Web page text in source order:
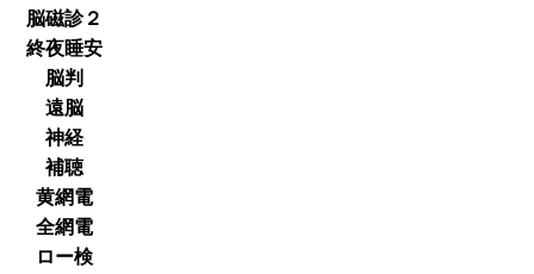
脳磁診２
終夜睡安
脳判
遠脳
神経
補聴
黄網電
全網電
ロー検